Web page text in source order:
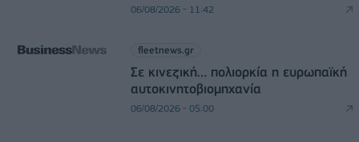
06/08/2026 - 11:42
fleetnews.gr
Σε κινεζική… πολιορκία η ευρωπαϊκή
αυτοκινητοβιομηχανία
06/08/2026 - 05:00